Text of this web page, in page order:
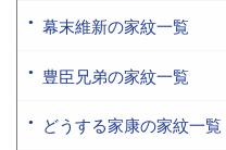
幕末維新の家紋一覧
豊臣兄弟の家紋一覧
どうする家康の家紋一覧